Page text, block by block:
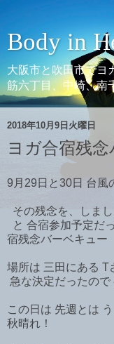
Body in
大阪市と吹田市でヨ
筋六丁目、中崎、南
2018年10月9日火曜日
ヨガ合宿残
9月29日と30日 台風
その残念を、しまし
と 合宿参加予定だ
宿残念バーベキュー
場所は 三田にある T
急な決定だったので
この日は 先週とは
秋晴れ！